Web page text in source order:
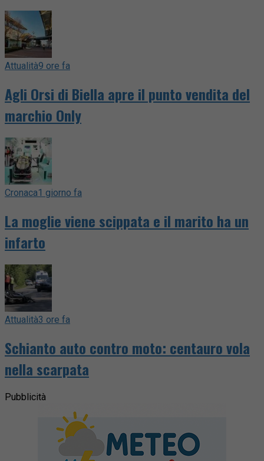
Attualità9 ore fa
Agli Orsi di Biella apre il punto vendita del
marchio Only
Cronaca1 giorno fa
La moglie viene scippata e il marito ha un
infarto
Attualità3 ore fa
Schianto auto contro moto: centauro vola
nella scarpata
Pubblicità